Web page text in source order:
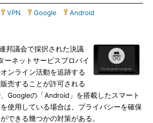
VPN Google Android
邦議会で採択された決議
ーネットサービスプロバイ
ンライン活動を追跡する
売することが許可される
Googleの「Android」を搭載したスマート
使用している場合は、プライバシーを確保
できる幾つかの対策がある。